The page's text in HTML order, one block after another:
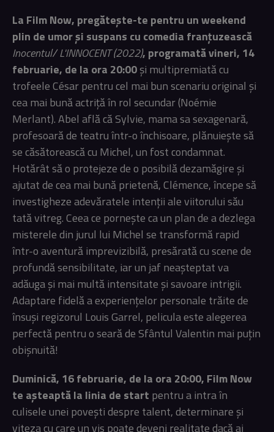
La Film Now, pregătește-te pentru un weekend
plin de umor și suspans cu comedia franțuzească
Inocentul/ L'INNOCENT (2022), programată vineri, 14
februarie, de la ora 20:00și multipremiată cu
trofeele César pentru cel mai bun scenariu original și
cea mai bună actriță în rol secundar (Noémie
Merlant). Abel află că Sylvie, mama sa sexagenară,
profesoară de teatru într-o închisoare, plănuiește să
se căsătorească cu Michel, un fost condamnat.
Hotărât să o protejeze de o posibilă dezamăgire și
ajutat de cea mai bună prietenă, Clémence, începe să
investigheze adevăratele intenții ale viitorului său
tată vitreg. Ceea ce pornește ca un plan de a dezlega
misterele din jurul lui Michel se transformă rapid
într-o aventură imprevizibilă, presărată cu scene de
profundă sensibilitate, iar un jaf neașteptat va
adăuga și mai multă intensitate și savoare intrigii.
Adaptare fidelă a experiențelor personale trăite de
însuși regizorul Louis Garrel, pelicula este alegerea
perfectă pentru o seară de Sfântul Valentin mai puțin
obișnuită!
Duminică, 16 februarie, de la ora 20:00, Film Now
te așteaptă la linia de start pentru a intra în
culisele unei povești despre talent, determinare și
viteza cu care un vis poate deveni realitate dacă ai